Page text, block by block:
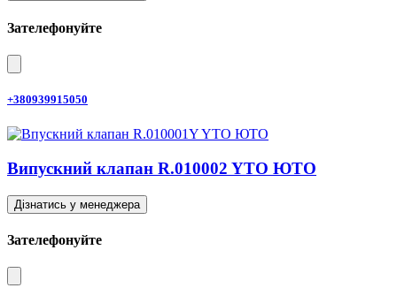
Зателефонуйте
+380939915050
Випускний клапан R.010002 YTO ЮТО
Дізнатись у менеджера
Зателефонуйте